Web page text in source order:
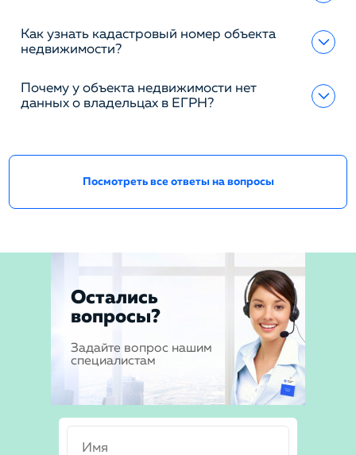
Как узнать кадастровый номер объекта
недвижимости?
Почему у объекта недвижимости нет
данных о владельцах в ЕГРН?
Посмотреть все ответы на вопросы
Остались
вопросы?
Задайте вопрос нашим
специалистам